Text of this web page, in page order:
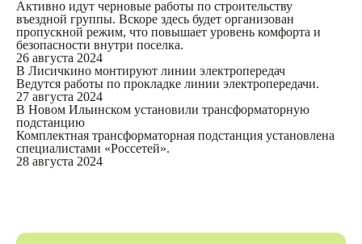
Активно идут черновые работы по строительству
въездной группы. Вскоре здесь будет организован
пропускной режим, что повышает уровень комфорта и
безопасности внутри поселка.
26 августа 2024
В Лисичкино монтируют линии электропередач
Ведутся работы по прокладке линии электропередачи.
27 августа 2024
В Новом Ильинском установили трансформаторную
подстанцию
Комплектная трансформаторная подстанция установлена
специалистами «Россетей».
28 августа 2024